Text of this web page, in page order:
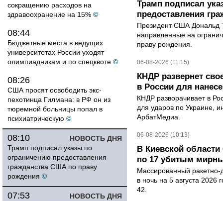
сокращению расходов на
здравоохранение на 15% ©
08:44
Бюджетные места в ведущих
университетах России уходят
олимпиадникам и по спецквоте ©
08:26
США просят освободить экс-
пехотинца Гилмана: в РФ он из
тюремной больницы попал в
психиатрическую ©
НОВОСТЬ ДНЯ
08:10
Трамп подписал указы по
ограничению предоставления
гражданства США по праву
рождения ©
НОВОСТЬ ДНЯ
07:53
Трамп подписал
предоставления
Президент США Дональд
направленные на
праву рождения.
06-08-2026 (11:15)
КНДР развернет
в России для
КНДР разворачивает в
для ударов по Украине,
АрбатМедиа.
06-08-2026 (10:13)
В Киевской
по 17 убитым
Массированный ракетно-
в ночь на 5 августа 2026
42.